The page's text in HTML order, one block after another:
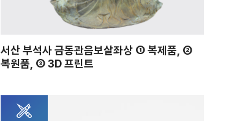
서산 부석사 금동관음보살좌상 ① 복제품, ②
복원품, ③ 3D 프린트